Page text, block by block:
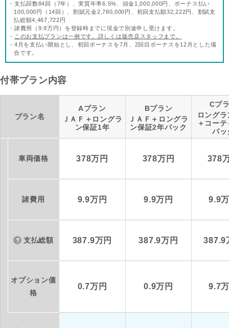
・支払回数84回（7年）、実質年率6.5%、頭金1,000,000円、ボーナス払い
100,000円（14回）、割賦元金2,780,000円、初回支払額32,222円、割賦支
払総額4,467,722円
・諸費用（9.9万円）を登録時までに現金で別途申し受けます。
・ このお支払プランは一例です。詳しくは販売店スタッフまで。
・4月を支払い開始とし、初回ボーナスを7月、2回目ボーナスを12月とした場
合です。
付帯プラン内容
プラン名
Aプラン
ＪＡＦ＋ロングラ
ン保証1年
Bプラン
ＪＡＦ＋ロングラ
ン保証2年パック
Cプ
ロング
＋コー
パッ
車両価格 378万円 378万円 378
諸費用 9.9万円 9.9万円 9.9
支払総額 387.9万円 387.9万円 387.9
オプション価
格
0.7万円 0.9万円 9.7